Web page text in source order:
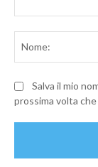
Salva il mio
prossima volta